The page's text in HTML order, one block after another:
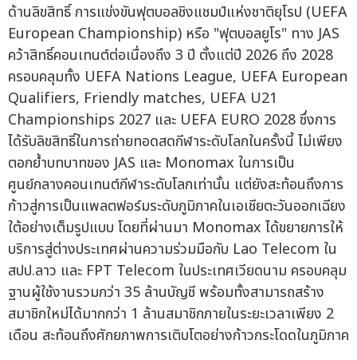
ด้านลิขสิทธิ์ การแข่งขันฟุตบอลชิงแชมป์แห่งชาติยุโรป (UEFA
European Championship) หรือ "ฟุตบอลยูโร" ทาง JAS
คว้าสิทธิ์คอนเทนต์ต่อเนื่องถึง 3 ปี ตั้งแต่ปี 2026 ถึง 2028
ครอบคลุมทั้ง UEFA Nations League, UEFA European
Qualifiers, Friendly matches, UEFA U21
Championships 2027 และ UEFA EURO 2028 ซึ่งการ
ได้รับลิขสิทธิ์ในการถ่ายทอดสดกีฬาระดับโลกในครั้งนี้ ไม่เพียง
ตอกย้ำบทบาทของ JAS และ Monomax ในการเป็น
ศูนย์กลางคอนเทนต์กีฬาระดับโลกเท่านั้น แต่ยังสะท้อนถึงการ
ก้าวสู่การเป็นแพลตฟอร์มระดับภูมิภาคในเอเชียตะวันออกเฉียง
ใต้อย่างเต็มรูปแบบ โดยที่ผ่านมา Monomax ได้ขยายการให้
บริการสู่ต่างประเทศผ่านความร่วมมือกับ Lao Telecom ใน
สปป.ลาว และ FPT Telecom ในประเทศเวียดนาม ครอบคลุม
ฐานผู้ใช้งานรวมกว่า 35 ล้านบัญชี พร้อมทั้งสามารถสร้าง
สมาชิกใหม่ได้มากกว่า 1 ล้านสมาชิกภายในระยะเวลาเพียง 2
เดือน สะท้อนถึงศักยภาพการเติบโตอย่างก้าวกระโดดในภูมิภาค